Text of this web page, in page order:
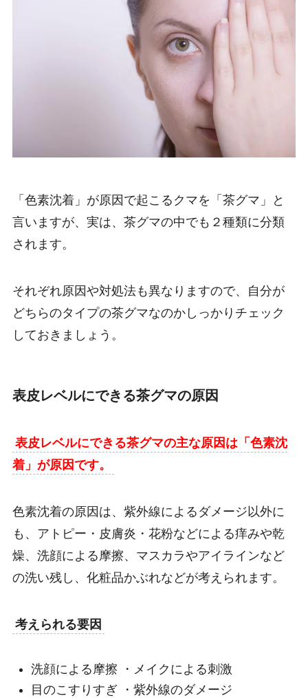
「色素沈着」が原因で起こるクマを「茶グマ」と
言いますが、実は、茶グマの中でも２種類に分類
されます。
それぞれ原因や対処法も異なりますので、自分が
どちらのタイプの茶グマなのかしっかりチェック
しておきましょう。
表皮レベルにできる茶グマの原因
表皮レベルにできる茶グマの主な原因は「色素沈
着」が原因です。
色素沈着の原因は、紫外線によるダメージ以外に
も、アトピー・皮膚炎・花粉などによる痒みや乾
燥、洗顔による摩擦、マスカラやアイラインなど
の洗い残し、化粧品かぶれなどが考えられます。
考えられる要因
洗顔による摩擦 ・メイクによる刺激
目のこすりすぎ ・紫外線のダメージ